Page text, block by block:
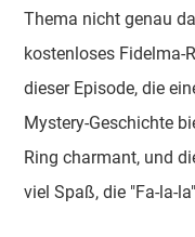
Thema nicht genau
kostenloses Fidelma-
dieser Episode, die
Mystery-Geschichte
Ring charmant, und
viel Spaß, die "Fa-la-